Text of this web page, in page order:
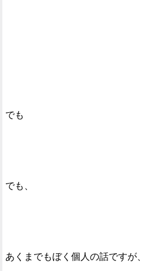
でも
でも、
あくまでもぼく個人の話ですが、